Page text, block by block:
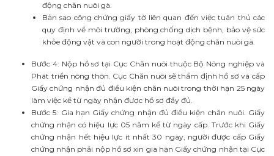
động chăn nuôi gà.
Bản sao công chứng giấy tờ liên quan đến việc tuân thủ các
quy định về môi trường, phòng chống dịch bệnh, bảo vệ sức
khỏe động vật và con người trong hoạt động chăn nuôi gà.
Bước 4: Nộp hồ sơ tại Cục Chăn nuôi thuộc Bộ Nông nghiệp và
Phát triển nông thôn. Cục Chăn nuôi sẽ thẩm định hồ sơ và cấp
Giấy chứng nhận đủ điều kiện chăn nuôi trong thời hạn 25 ngày
làm việc kể từ ngày nhận được hồ sơ đầy đủ.
Bước 5: Gia hạn Giấy chứng nhận đủ điều kiện chăn nuôi. Giấy
chứng nhận có hiệu lực 05 năm kể từ ngày cấp. Trước khi Giấy
chứng nhận hết hiệu lực ít nhất 30 ngày, người được cấp Giấy
chứng nhận phải nộp hồ sơ xin gia hạn Giấy chứng nhận tại Cục